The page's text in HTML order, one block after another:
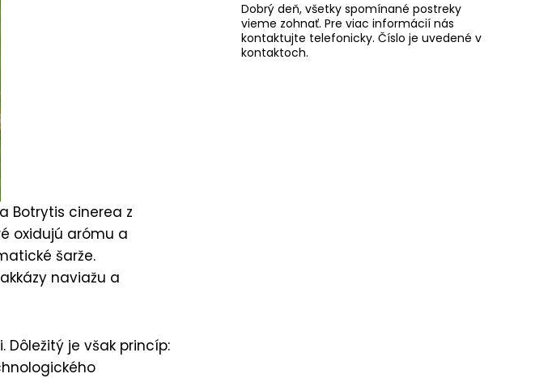
Botrytis cinerea z
oxidujú arómu a
šarže.
naviažu a
je však princíp:
Dobrý deň, všetky spomínané postreky
vieme zohnať. Pre viac informácií nás
kontaktujte telefonicky. Číslo je uvedené v
kontaktoch.